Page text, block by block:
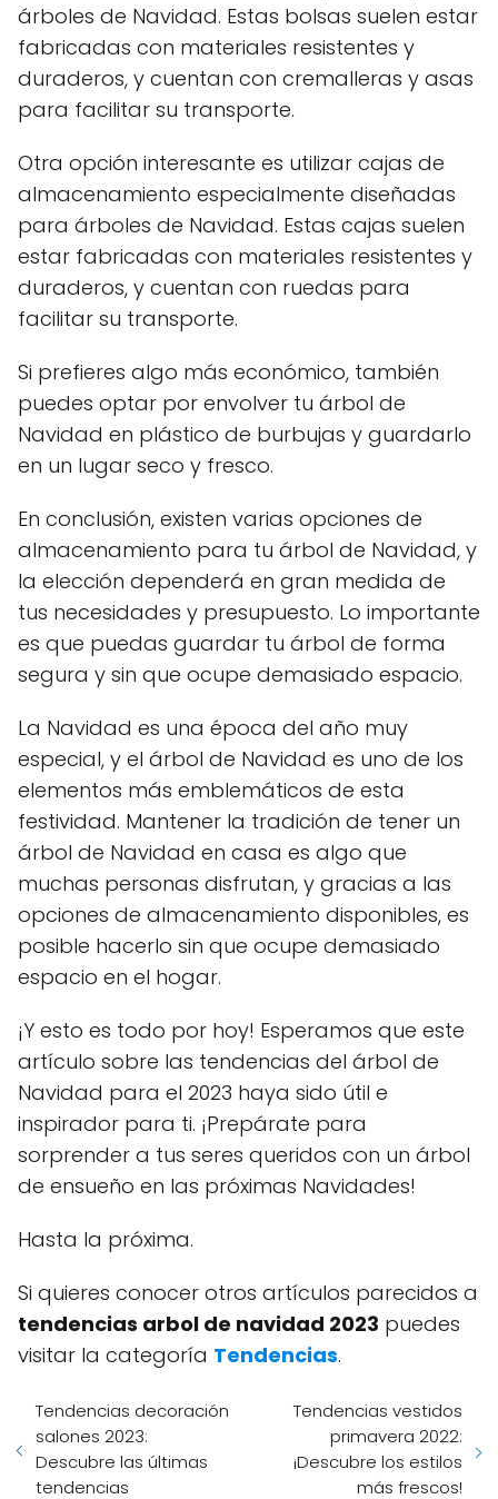
árboles de Navidad. Estas bolsas suelen estar
fabricadas con materiales resistentes y
duraderos, y cuentan con cremalleras y asas
para facilitar su transporte.
Otra opción interesante es utilizar cajas de
almacenamiento especialmente diseñadas
para árboles de Navidad. Estas cajas suelen
estar fabricadas con materiales resistentes y
duraderos, y cuentan con ruedas para
facilitar su transporte.
Si prefieres algo más económico, también
puedes optar por envolver tu árbol de
Navidad en plástico de burbujas y guardarlo
en un lugar seco y fresco.
En conclusión, existen varias opciones de
almacenamiento para tu árbol de Navidad, y
la elección dependerá en gran medida de
tus necesidades y presupuesto. Lo importante
es que puedas guardar tu árbol de forma
segura y sin que ocupe demasiado espacio.
La Navidad es una época del año muy
especial, y el árbol de Navidad es uno de los
elementos más emblemáticos de esta
festividad. Mantener la tradición de tener un
árbol de Navidad en casa es algo que
muchas personas disfrutan, y gracias a las
opciones de almacenamiento disponibles, es
posible hacerlo sin que ocupe demasiado
espacio en el hogar.
¡Y esto es todo por hoy! Esperamos que este
artículo sobre las tendencias del árbol de
Navidad para el 2023 haya sido útil e
inspirador para ti. ¡Prepárate para
sorprender a tus seres queridos con un árbol
de ensueño en las próximas Navidades!
Hasta la próxima.
Si quieres conocer otros artículos parecidos a
tendencias arbol de navidad 2023 puedes
visitar la categoría Tendencias.
Tendencias decoración
salones 2023:
Descubre las últimas
tendencias
Tendencias vestidos
primavera 2022:
¡Descubre los estilos
más frescos!